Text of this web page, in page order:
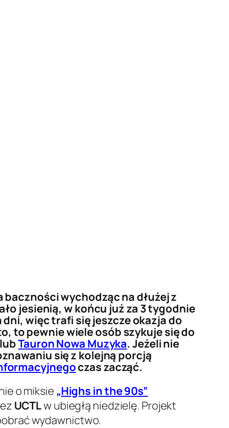
wychodząc na dłużej z
jesienią, w końcu już za 3 tygodnie
więc trafi się jeszcze okazja do
to pewnie wiele osób szykuje się do
lubTauron Nowa Muzyka. Jeżeli nie
się z kolejną porcją
czas zacząć.
o miksie „Highs in the 90s”
UCTLw ubiegłą niedzielę. Projekt
wydawnictwo.